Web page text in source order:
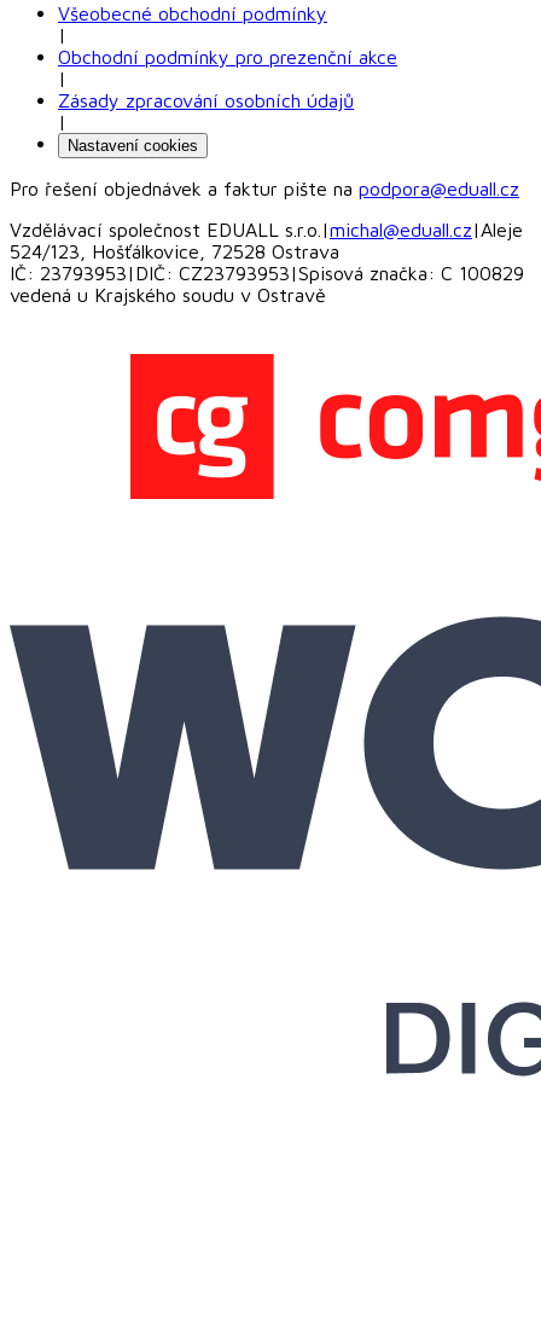
Všeobecné obchodní podmínky
|
Obchodní podmínky pro prezenční akce
|
Zásady zpracování osobních údajů
|
Nastavení cookies
Pro řešení objednávek a faktur pište na podpora@eduall.cz
Vzdělávací společnost EDUALL s.r.o. |michal@eduall.cz|Aleje
524/123, Hošťálkovice, 72528 Ostrava
IČ: 23793953| DIČ: CZ23793953|Spisová značka: C 100829
vedená u Krajského soudu v Ostravě